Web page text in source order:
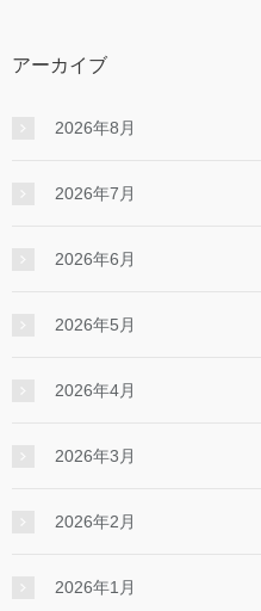
アーカイブ
2026年8月
2026年7月
2026年6月
2026年5月
2026年4月
2026年3月
2026年2月
2026年1月